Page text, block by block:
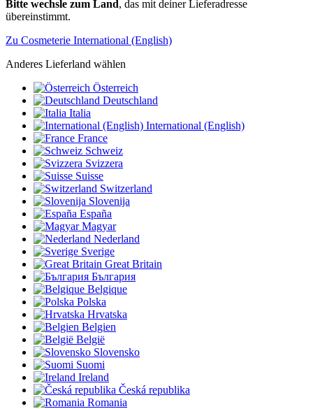
Bitte wechsle zum Land, das mit deiner Lieferadresse
übereinstimmt.
Zu Cosmeterie International (English)
Anderes Lieferland wählen
Österreich
Deutschland
Italia
International (English)
France
Schweiz
Svizzera
Suisse
Switzerland
Slovenija
España
Magyar
Nederland
Sverige
Great Britain
България
Belgique
Polska
Hrvatska
Belgien
België
Slovensko
Suomi
Ireland
Česká republika
Romania